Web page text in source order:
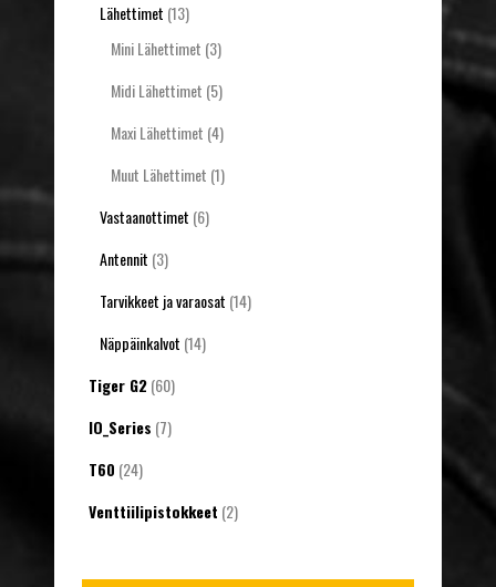
Lähettimet (13)
Mini Lähettimet (3)
Midi Lähettimet (5)
Maxi Lähettimet (4)
Muut Lähettimet (1)
Vastaanottimet (6)
Antennit (3)
Tarvikkeet ja varaosat (14)
Näppäinkalvot (14)
Tiger G2(60)
IO_Series (7)
T60 (24)
Venttiilipistokkeet (2)